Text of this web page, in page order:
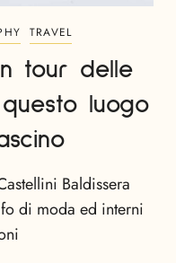
TRAVEL
tour delle
luogo
Baldissera
di moda ed interni